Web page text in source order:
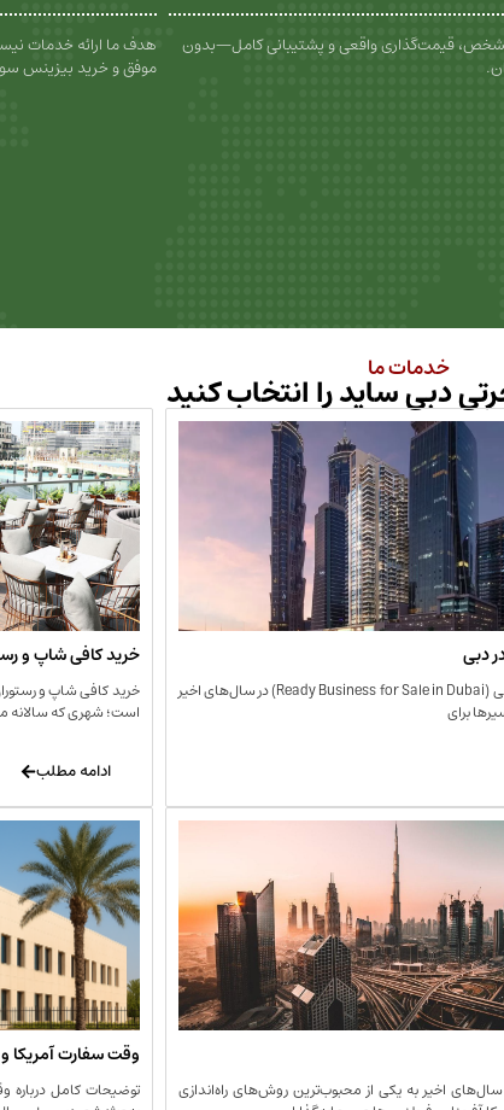
قیمت‌گذاری واقعی و پشتیبانی کامل—بدون
هدف ما ارائه خدمات
موفق و خرید بیزینس
خدمات ما
دبی ساید را انتخاب کنید
دبی
خرید بیزینس آماده در دبی (Ready Business for Sale in Dubai) در سال‌های اخیر
برای
خرید کافی‌ شاپ و
خرید کافی‌ شاپ و
است؛ شهری که سالانه
ادامه مطلب
اخیر به یکی از محبوب‌ترین روش‌های راه‌اندازی
وقت سفارت آمریکا و
توضیحات کامل درباره